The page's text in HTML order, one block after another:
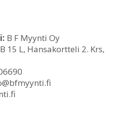
B F Myynti Oy
15 L, Hansakortteli 2. Krs,